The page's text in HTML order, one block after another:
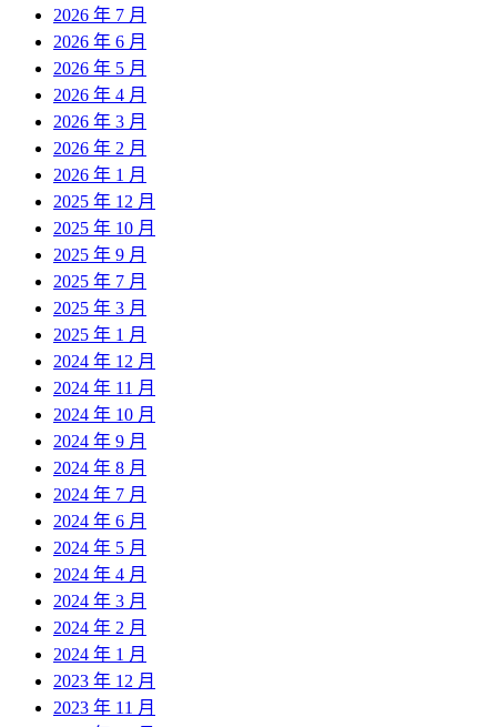
2026 年 7 月
2026 年 6 月
2026 年 5 月
2026 年 4 月
2026 年 3 月
2026 年 2 月
2026 年 1 月
2025 年 12 月
2025 年 10 月
2025 年 9 月
2025 年 7 月
2025 年 3 月
2025 年 1 月
2024 年 12 月
2024 年 11 月
2024 年 10 月
2024 年 9 月
2024 年 8 月
2024 年 7 月
2024 年 6 月
2024 年 5 月
2024 年 4 月
2024 年 3 月
2024 年 2 月
2024 年 1 月
2023 年 12 月
2023 年 11 月